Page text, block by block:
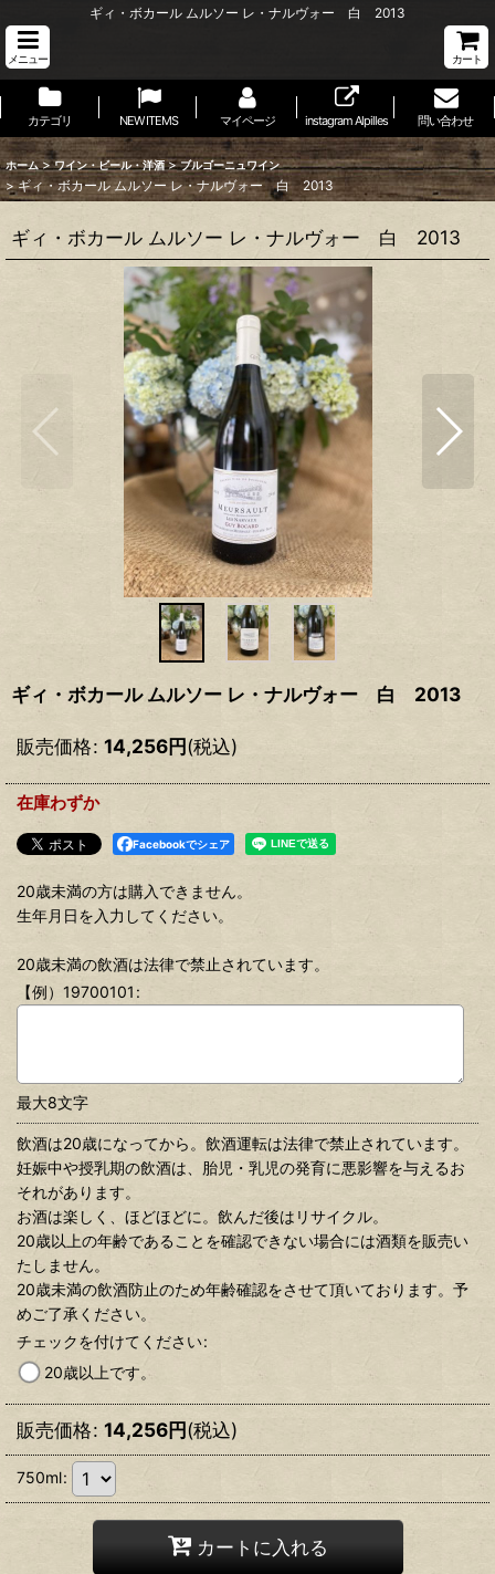
ギィ・ボカール ムルソー レ・ナルヴォー 白 2013
メニュー カート
カテゴリ NEW ITEMS マイページ instagram Alpilles 問い合わせ
ホーム > ワイン・ビール・洋酒 > ブルゴーニュワイン
> ギィ・ボカール ムルソー レ・ナルヴォー 白 2013
ギィ・ボカール ムルソー レ・ナルヴォー 白 2013
ギィ・ボカール ムルソー レ・ナルヴォー 白 2013
販売価格: 14,256円(税込)
在庫わずか
Facebookでシェア
20歳未満の方は購入できません。
生年月日を入力してください。
20歳未満の飲酒は法律で禁止されています。
【例）19700101 :
最大8文字
飲酒は20歳になってから。飲酒運転は法律で禁止されています。
妊娠中や授乳期の飲酒は、胎児・乳児の発育に悪影響を与えるお
それがあります。
お酒は楽しく、ほどほどに。飲んだ後はリサイクル。
20歳以上の年齢であることを確認できない場合には酒類を販売い
たしません。
20歳未満の飲酒防止のため年齢確認をさせて頂いております。予
めご了承ください。
チェックを付けてください:
20歳以上です。
販売価格: 14,256円(税込)
750ml:
カートに入れる